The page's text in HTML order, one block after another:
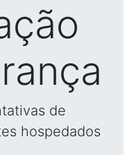
de
hospedados